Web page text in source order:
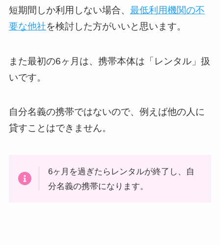
短期間しか利用しない場合、 最低利用機関の不
要な他社を検討した方がいいと思います。
また最初の6ヶ月は、携帯本体は「レンタル」扱
いです。
自分名義の携帯ではないので、例えば他の人に
貸すことはできません。
6ヶ月を過ぎたらレンタルが終了し、自
分名義の携帯になります。